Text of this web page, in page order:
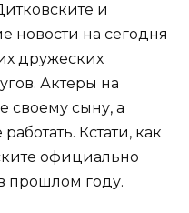
и
новости на сегодня
дружеских
Актеры на
своему сыну, а
Кстати, как
официально
прошлом году.